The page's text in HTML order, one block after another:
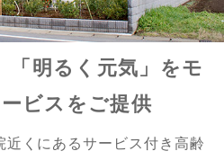
「明るく元気」をモ
ビスをご提供
くにあるサービス付き高齢